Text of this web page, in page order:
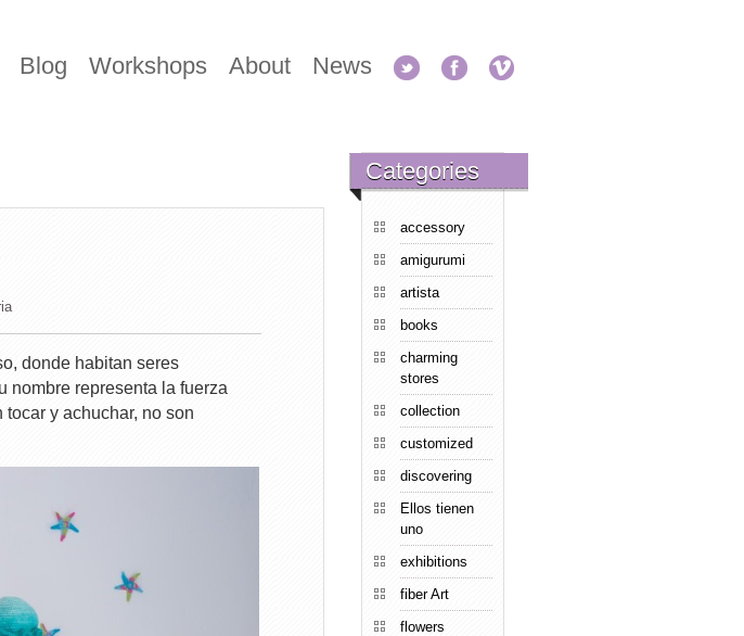
Blog Workshops About News
donde habitan seres
nombre representa la fuerza
y achuchar, no son
Categories
accessory
amigurumi
artista
books
charming
stores
collection
customized
discovering
Ellos tienen
uno
exhibitions
fiber Art
flowers